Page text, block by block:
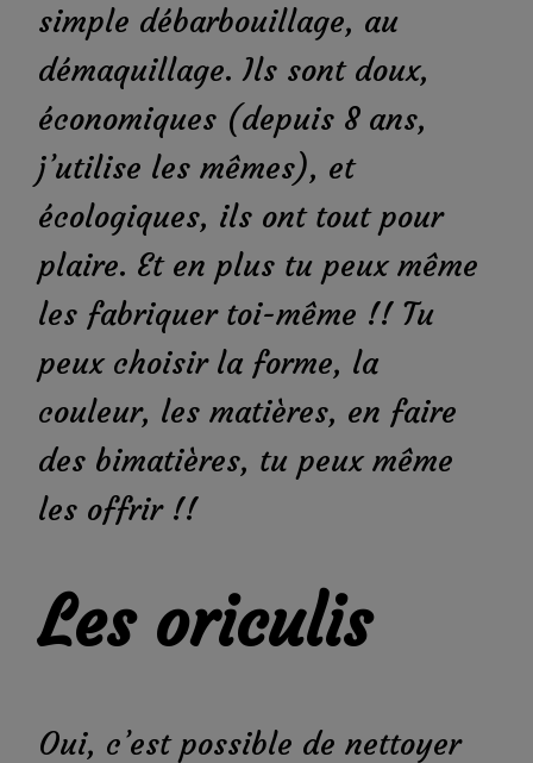
simple débarbouillage, au
démaquillage. Ils sont doux,
économiques (depuis 8 ans,
j’utilise les mêmes), et
écologiques, ils ont tout pour
plaire. Et en plus tu peux même
les fabriquer toi-même !! Tu
peux choisir la forme, la
couleur, les matières, en faire
des bimatières, tu peux même
les offrir !!
Les oriculis
Oui, c’est possible de nettoyer